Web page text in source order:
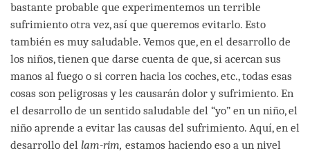
bastante probable que experimentemos un terrible
sufrimiento otra vez, así que queremos evitarlo. Esto
también es muy saludable. Vemos que, en el desarrollo de
los niños, tienen que darse cuenta de que, si acercan sus
manos al fuego o si corren hacia los coches, etc., todas esas
cosas son peligrosas y les causarán dolor y sufrimiento. En
el desarrollo de un sentido saludable del “yo” en un niño, el
niño aprende a evitar las causas del sufrimiento. Aquí, en el
desarrollo del lam-rim, estamos haciendo eso a un nivel